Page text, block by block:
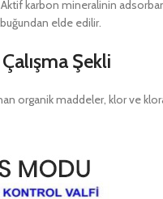
karbon mineralinin
elde edilir.
Çalışma Şekli
organik maddeler, klor